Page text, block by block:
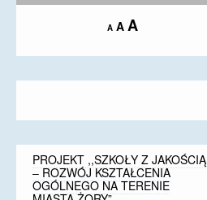
ADecrease
size.
AReset
size.
AIncrease
size.
PROJEKT ,,SZKOŁY Z JAKOŚCIĄ
– ROZWÓJ KSZTAŁCENIA
OGÓLNEGO NA TERENIE